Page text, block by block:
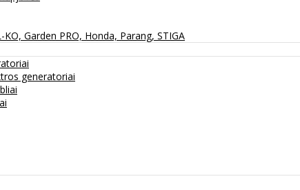
Garden PRO, Honda, Parang, STIGA
generatoriai